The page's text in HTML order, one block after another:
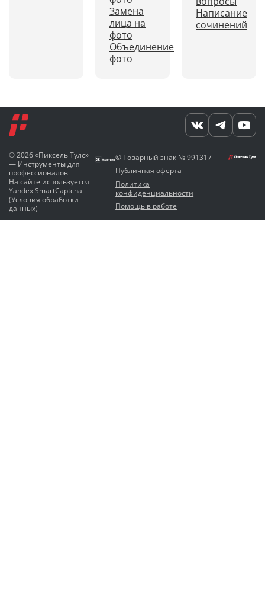
Замена
лица на
фото
Объединение
фото
Написание
сочинений
© 2026 «Пиксель Тулс»
— Инструменты для
профессионалов
На сайте используется
Yandex SmartCaptcha
(Условия обработки
данных)
© Товарный знак № 991317
Публичная оферта
Политика
конфиденциальности
Помощь в работе